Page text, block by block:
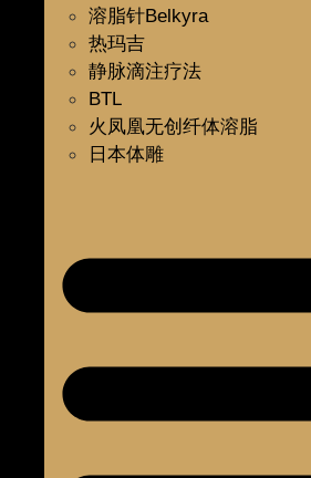
溶脂针Belkyra
热玛吉
静脉滴注疗法
BTL
火凤凰无创纤体溶脂
日本体雕